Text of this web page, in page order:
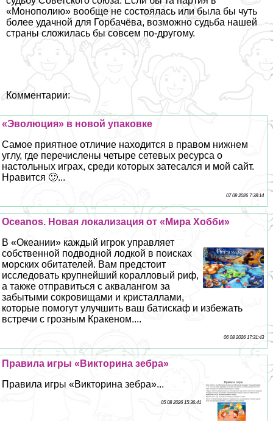
«Монополию» вообще не состоялась или была бы чуть
более удачной для Горбачёва, возможно судьба нашей
страны сложилась бы совсем по-другому.
Комментарии:
«Эволюция» в новой упаковке
Самое приятное отличие находится в правом нижнем
углу, где перечислены четыре сетевых ресурса о
настольных играх, среди которых затесался и мой сайт.
Нравится 🙂...
07 08 2026 7:38:14
Oceanos. Новая локализация от «Мира Хобби»
В «Океании» каждый игрок управляет
собственной подводной лодкой в поисках
морских обитателей. Вам предстоит
исследовать крупнейший коралловый риф,
а также отправиться с аквалангом за
забытыми сокровищами и кристаллами,
которые помогут улучшить ваш батискаф и избежать
встречи с грозным Кpaкеном....
06 08 2026 17:31:43
Правила игры «Викторина зебра»
Правила игры «Викторина зебра»...
05 08 2026 15:36:41